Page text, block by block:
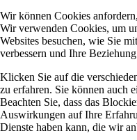
Wir können Cookies
Wir verwenden Cookies, um
Websites besuchen, wie Sie
verbessern und Ihre
Klicken Sie auf die
zu erfahren. Sie können auch
Beachten Sie, dass das
Auswirkungen auf Ihre
Dienste haben kann, die wir